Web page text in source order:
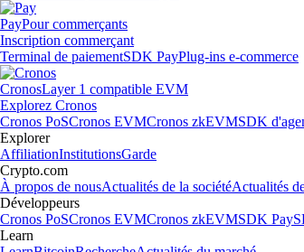
PayPour commerçants
Inscription commerçant
Terminal de paiementSDK PayPlug-ins e-commerce
CronosLayer 1 compatible EVM
Explorez Cronos
Cronos PoSCronos EVMCronos zkEVMSDK
Explorer
AffiliationInstitutionsGarde
Crypto.com
À propos de nousActualités de la sociétéActualités
Développeurs
Cronos PoSCronos EVMCronos zkEVMSDK Pay
Learn